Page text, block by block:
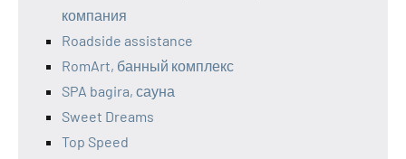
компания
Roadside assistance
RomArt, банный комплекс
SPA bagira, сауна
Sweet Dreams
Top Speed